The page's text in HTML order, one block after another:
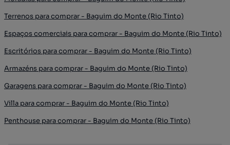
Terrenos para comprar - Baguim do Monte (Rio Tinto)
Espaços comerciais para comprar - Baguim do Monte (Rio Tinto)
Escritórios para comprar - Baguim do Monte (Rio Tinto)
Armazéns para comprar - Baguim do Monte (Rio Tinto)
Garagens para comprar - Baguim do Monte (Rio Tinto)
Villa para comprar - Baguim do Monte (Rio Tinto)
Penthouse para comprar - Baguim do Monte (Rio Tinto)